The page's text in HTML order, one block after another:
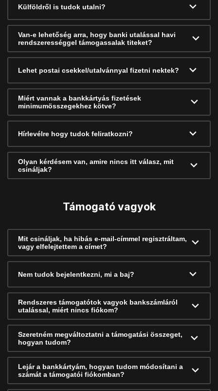
Külföldről is tudok utalni?
Van-e lehetőség arra, hogy banki utalással havi
rendszerességgel támogassalak titeket?
Lehet postai csekkel/utalvánnyal fizetni nektek?
Miért vannak a bankkártyás fizetések
minimumösszegekhez kötve?
Hírlevélre hogy tudok feliratkozni?
Olyan kérdésem van, amire nincs itt válasz, mit
csináljak?
Támogató vagyok
Mit csináljak, ha hibás e-mail-címmel regisztráltam,
vagy elfelejtettem a címet?
Nem tudok bejelentkezni, mi a baj?
Rendszeres támogatótok vagyok bankszámláról
utalással, miért nincs fiókom?
Szeretném megváltoztatni a támogatási összeget,
hogyan tudom?
Lejár a bankkártyám, hogyan tudom módosítani a
számát a támogatói fiókomban?